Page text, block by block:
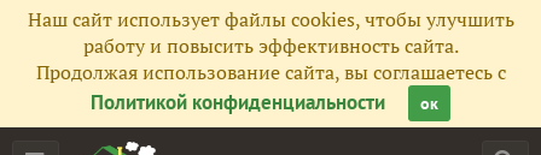
Наш сайт использует файлы cookies, чтобы улучшить
работу и повысить эффективность сайта.
Продолжая использование сайта, вы соглашаетесь с
Политикой конфиденциальности
ок